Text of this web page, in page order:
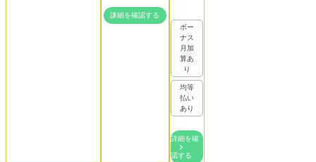
詳細を確認する
ボー
ナス
月加
算あ
り
均等
払い
あり
詳細を確
認する